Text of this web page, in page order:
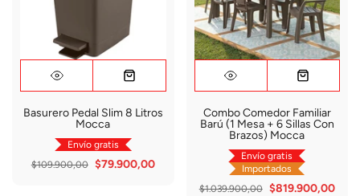
Basurero Pedal Slim 8 Litros
Mocca
Envío gratis
$109.900,00 $79.900,00
Combo Comedor Familiar
Barú (1 Mesa + 6 Sillas Con
Brazos) Mocca
Envío gratis
Importados
$1.039.900,00 $819.900,00